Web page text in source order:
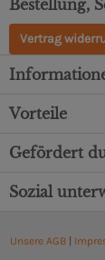
Bestellung,
Vertrag
Vorteile
Gefördert
Sozial
Unsere AGB|